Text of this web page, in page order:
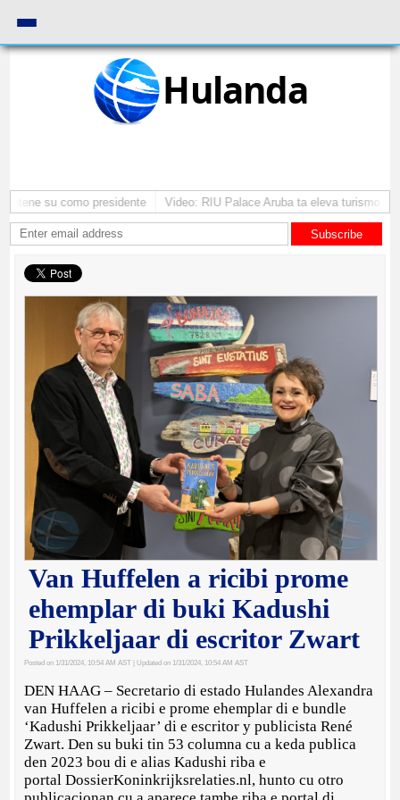
Hulanda
su como presidente Video: RIU Palace Aruba ta eleva turismo
Subscribe
Van Huffelen a ricibi prome
ehemplar di buki Kadushi
Prikkeljaar di escritor Zwart
Posted on 1/31/2024, 10:54 AM AST | Updated on 1/31/2024, 10:54 AM AST
DEN HAAG – Secretario di estado Hulandes Alexandra
van Huffelen a ricibi e prome ehemplar di e bundle
‘Kadushi Prikkeljaar’ di e escritor y publicista René
Zwart. Den su buki tin 53 columna cu a keda publica
den 2023 bou di e alias Kadushi riba e
portal DossierKoninkrijksrelaties.nl, hunto cu otro